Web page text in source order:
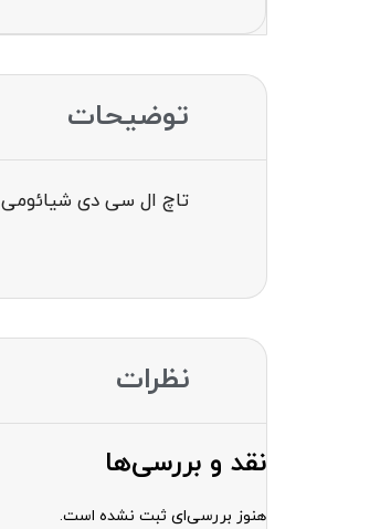
توضیحات
تاچ ال سی دی شیائومی LCD XIAOMI MI 8
نظرات
نقد و بررسی‌ها
هنوز بررسی‌ای ثبت نشده است.